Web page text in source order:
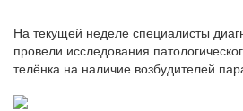
На текущей неделе специалисты
провели исследования
телёнка на наличие возбудителей